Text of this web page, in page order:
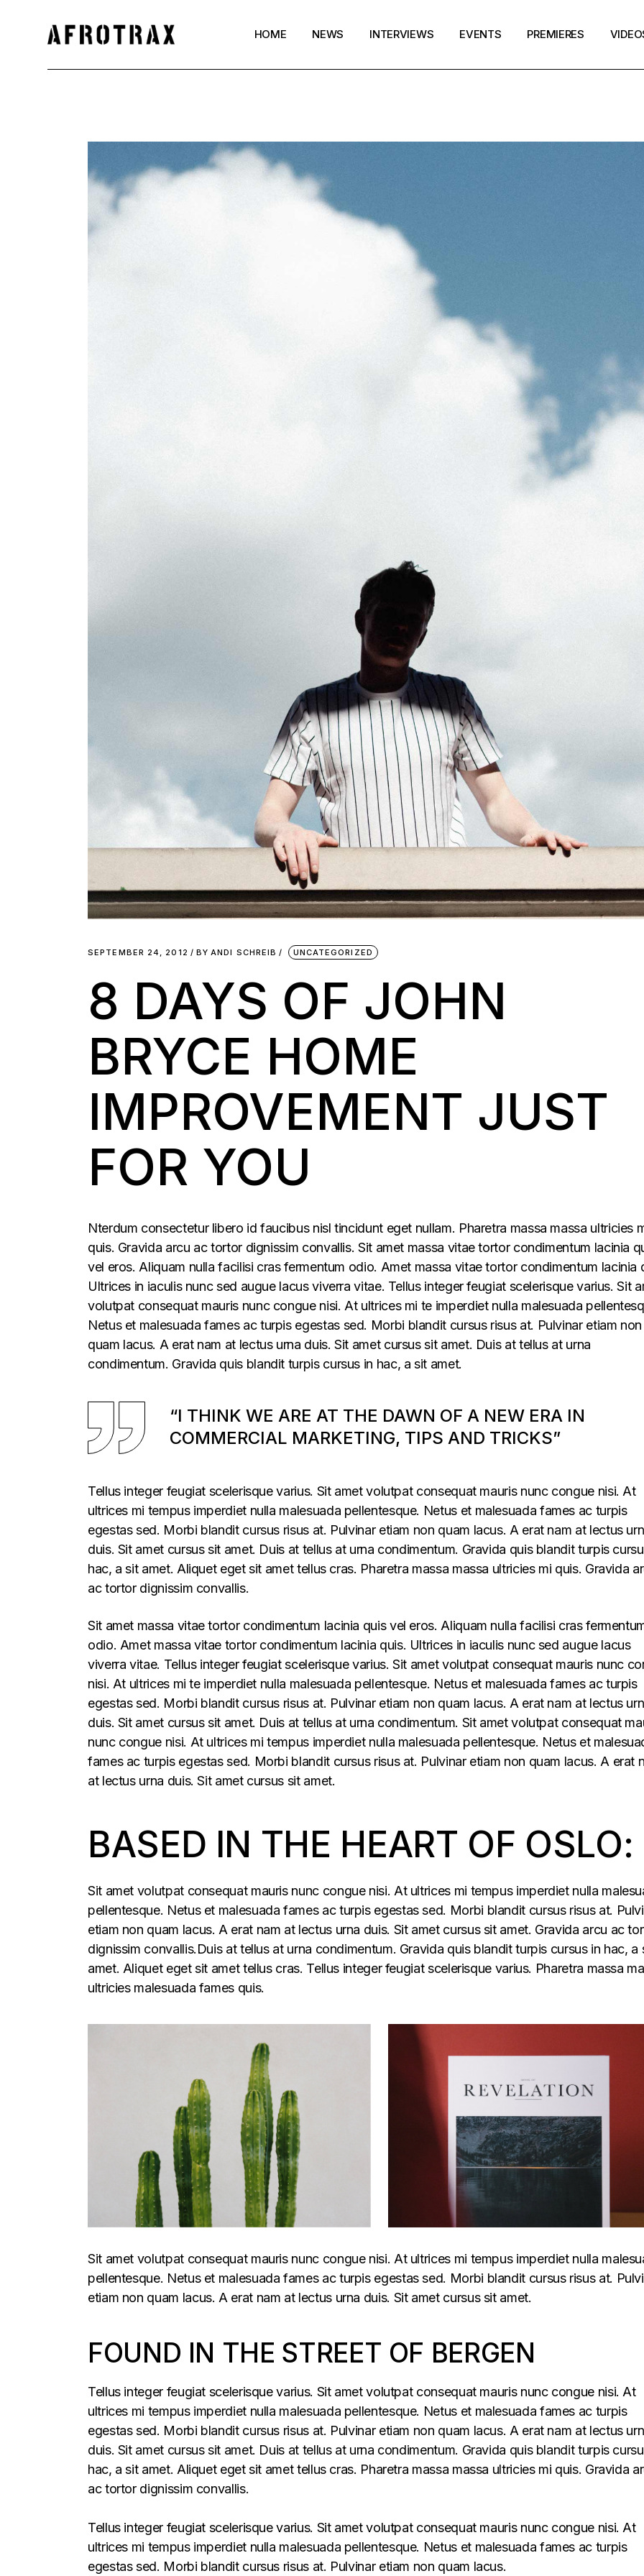
HOME NEWS INTERVIEWS EVENTS PREMIERES
SEPTEMBER 24, 2012 BY ANDI SCHREIB UNCATEGORIZED
8 DAYS OF JOHN
BRYCE HOME
IMPROVEMENT JUST
FOR YOU
Nterdum consectetur libero id faucibus nisl tincidunt eget nullam. Pharetra massa massa ultricies
quis. Gravida arcu ac tortor dignissim convallis. Sit amet massa vitae tortor condimentum lacinia
vel eros. Aliquam nulla facilisi cras fermentum odio. Amet massa vitae tortor condimentum lacinia
Ultrices in iaculis nunc sed augue lacus viverra vitae. Tellus integer feugiat scelerisque varius. Sit
volutpat consequat mauris nunc congue nisi. At ultrices mi te imperdiet nulla malesuada
Netus et malesuada fames ac turpis egestas sed. Morbi blandit cursus risus at. Pulvinar etiam non
quam lacus. A erat nam at lectus urna duis. Sit amet cursus sit amet. Duis at tellus at urna
condimentum. Gravida quis blandit turpis cursus in hac, a sit amet.
“I THINK WE ARE AT THE DAWN OF A NEW ERA IN
COMMERCIAL MARKETING, TIPS AND TRICKS”
Tellus integer feugiat scelerisque varius. Sit amet volutpat consequat mauris nunc congue nisi. At
ultrices mi tempus imperdiet nulla malesuada pellentesque. Netus et malesuada fames ac turpis
egestas sed. Morbi blandit cursus risus at. Pulvinar etiam non quam lacus. A erat nam at lectus
duis. Sit amet cursus sit amet. Duis at tellus at urna condimentum. Gravida quis blandit turpis
hac, a sit amet. Aliquet eget sit amet tellus cras. Pharetra massa massa ultricies mi quis. Gravida
ac tortor dignissim convallis.
Sit amet massa vitae tortor condimentum lacinia quis vel eros. Aliquam nulla facilisi cras
odio. Amet massa vitae tortor condimentum lacinia quis. Ultrices in iaculis nunc sed augue lacus
viverra vitae. Tellus integer feugiat scelerisque varius. Sit amet volutpat consequat mauris nunc
nisi. At ultrices mi te imperdiet nulla malesuada pellentesque. Netus et malesuada fames ac turpis
egestas sed. Morbi blandit cursus risus at. Pulvinar etiam non quam lacus. A erat nam at lectus
duis. Sit amet cursus sit amet. Duis at tellus at urna condimentum. Sit amet volutpat consequat
nunc congue nisi. At ultrices mi tempus imperdiet nulla malesuada pellentesque. Netus et
fames ac turpis egestas sed. Morbi blandit cursus risus at. Pulvinar etiam non quam lacus. A erat
at lectus urna duis. Sit amet cursus sit amet.
BASED IN THE HEART OF OSLO:
Sit amet volutpat consequat mauris nunc congue nisi. At ultrices mi tempus imperdiet nulla
pellentesque. Netus et malesuada fames ac turpis egestas sed. Morbi blandit cursus risus at.
etiam non quam lacus. A erat nam at lectus urna duis. Sit amet cursus sit amet. Gravida arcu ac
dignissim convallis.Duis at tellus at urna condimentum. Gravida quis blandit turpis cursus in hac, a
amet. Aliquet eget sit amet tellus cras. Tellus integer feugiat scelerisque varius. Pharetra massa
ultricies malesuada fames quis.
Sit amet volutpat consequat mauris nunc congue nisi. At ultrices mi tempus imperdiet nulla
pellentesque. Netus et malesuada fames ac turpis egestas sed. Morbi blandit cursus risus at.
etiam non quam lacus. A erat nam at lectus urna duis. Sit amet cursus sit amet.
FOUND IN THE STREET OF BERGEN
Tellus integer feugiat scelerisque varius. Sit amet volutpat consequat mauris nunc congue nisi. At
ultrices mi tempus imperdiet nulla malesuada pellentesque. Netus et malesuada fames ac turpis
egestas sed. Morbi blandit cursus risus at. Pulvinar etiam non quam lacus. A erat nam at lectus
duis. Sit amet cursus sit amet. Duis at tellus at urna condimentum. Gravida quis blandit turpis
hac, a sit amet. Aliquet eget sit amet tellus cras. Pharetra massa massa ultricies mi quis. Gravida
ac tortor dignissim convallis.
Tellus integer feugiat scelerisque varius. Sit amet volutpat consequat mauris nunc congue nisi. At
ultrices mi tempus imperdiet nulla malesuada pellentesque. Netus et malesuada fames ac turpis
egestas sed. Morbi blandit cursus risus at. Pulvinar etiam non quam lacus.